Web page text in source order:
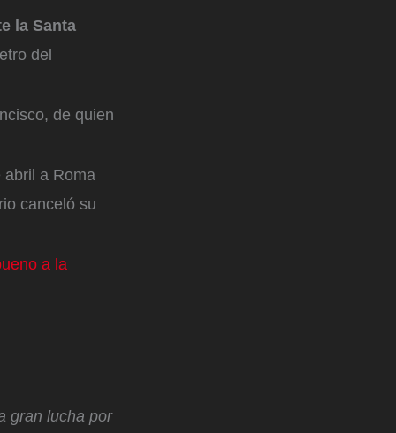
la Santa
del
de quien
a Roma
canceló su
a la
gran lucha por